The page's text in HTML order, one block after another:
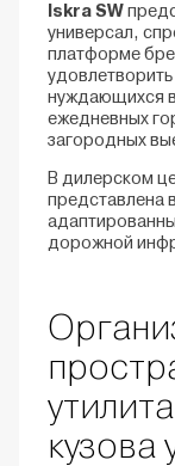
Iskra SW
универсал,
платформе
нуждающихся
ежедневных
загородных
В дилерском
представлена
дорожной
кузова